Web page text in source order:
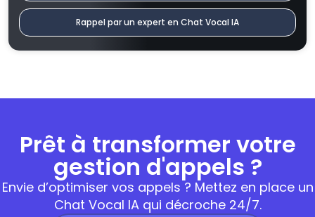
Rappel par un expert en Chat Vocal IA
Prêt à transformer votre
gestion d'appels ?
Envie d’optimiser vos appels ? Mettez en place un
Chat Vocal IA qui décroche 24/7.